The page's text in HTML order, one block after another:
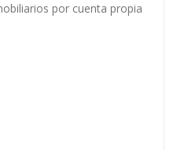
por cuenta propia